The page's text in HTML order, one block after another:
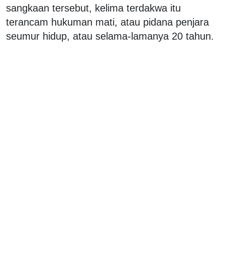
sangkaan tersebut, kelima terdakwa itu
terancam hukuman mati, atau pidana penjara
seumur hidup, atau selama-lamanya 20 tahun.